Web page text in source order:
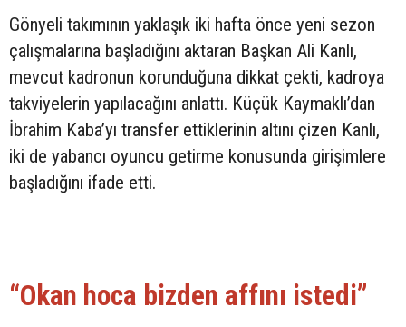
Gönyeli takımının yaklaşık iki hafta önce yeni sezon
çalışmalarına başladığını aktaran Başkan Ali Kanlı,
mevcut kadronun korunduğuna dikkat çekti, kadroya
takviyelerin yapılacağını anlattı. Küçük Kaymaklı’dan
İbrahim Kaba’yı transfer ettiklerinin altını çizen Kanlı,
iki de yabancı oyuncu getirme konusunda girişimlere
başladığını ifade etti.
“Okan hoca bizden affını istedi”